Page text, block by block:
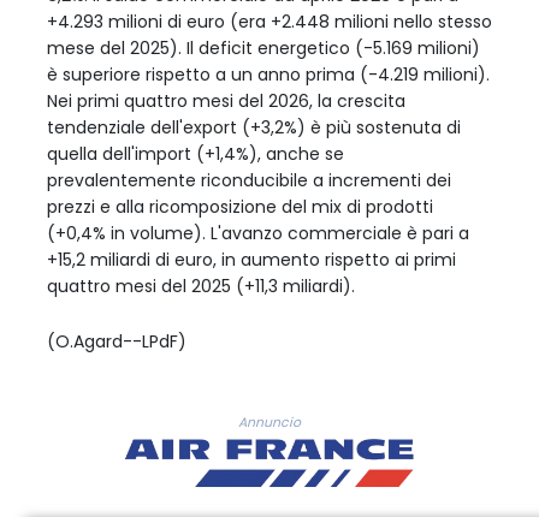
+4.293 milioni di euro (era +2.448 milioni nello stesso
mese del 2025). Il deficit energetico (-5.169 milioni)
è superiore rispetto a un anno prima (-4.219 milioni).
Nei primi quattro mesi del 2026, la crescita
tendenziale dell'export (+3,2%) è più sostenuta di
quella dell'import (+1,4%), anche se
prevalentemente riconducibile a incrementi dei
prezzi e alla ricomposizione del mix di prodotti
(+0,4% in volume). L'avanzo commerciale è pari a
+15,2 miliardi di euro, in aumento rispetto ai primi
quattro mesi del 2025 (+11,3 miliardi).
(O.Agard--LPdF)
Annuncio